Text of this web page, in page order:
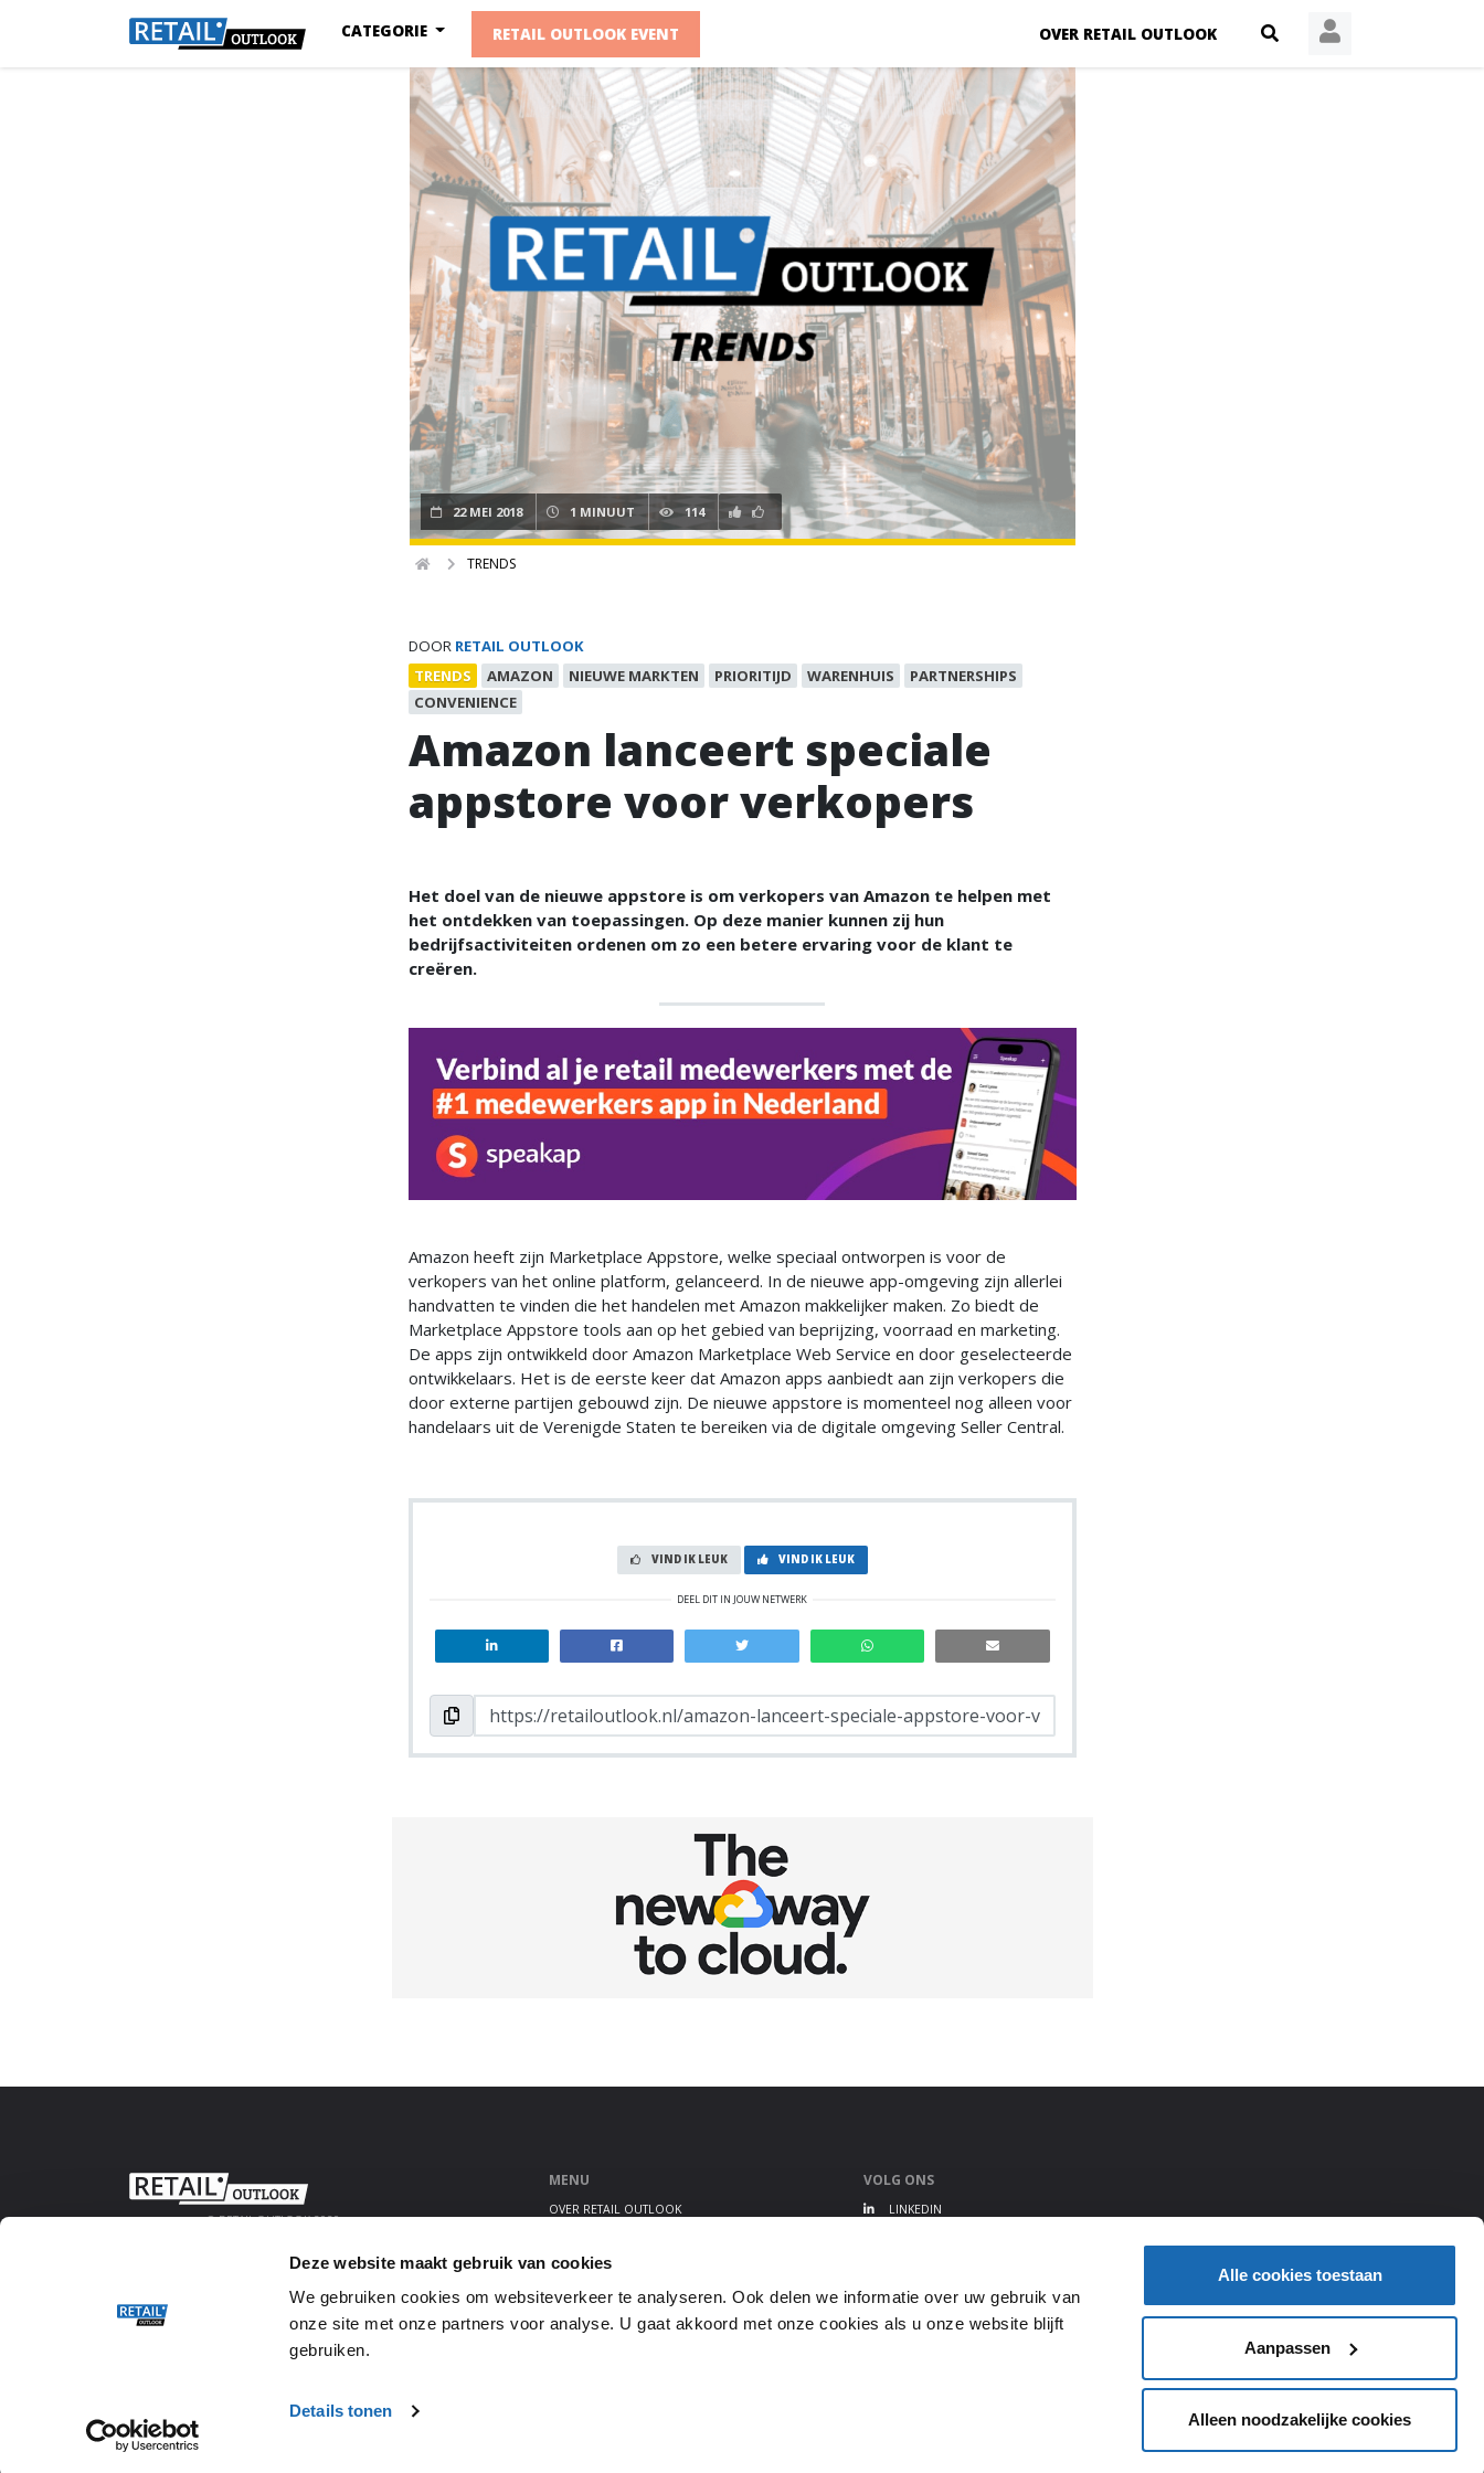
Deze website maakt gebruik van cookies
We gebruiken cookies om websiteverkeer te analyseren. Ook delen we informatie over uw gebruik van
onze site met onze partners voor analyse. U gaat akkoord met onze cookies als u onze website blijft
gebruiken.
Details tonen
Alle cookies toestaan
Aanpassen
Alleen noodzakelijke cookies
OVER RETAIL OUTLOOK
CATEGORIE RETAIL OUTLOOK EVENT
22 MEI 2018 1 MINUUT 114
TRENDS
DOOR RETAIL OUTLOOK
TRENDS
AMAZON NIEUWE MARKTEN PRIORITIJD WARENHUIS
PARTNERSHIPS
CONVENIENCE
Amazon lanceert speciale
appstore voor verkopers
Het doel van de nieuwe appstore is om verkopers van Amazon te helpen met
het ontdekken van toepassingen. Op deze manier kunnen zij hun
bedrijfsactiviteiten ordenen om zo een betere ervaring voor de klant te
creëren.
Amazon heeft zijn Marketplace Appstore, welke speciaal ontworpen is voor de
verkopers van het online platform, gelanceerd. In de nieuwe app-omgeving zijn allerlei
handvatten te vinden die het handelen met Amazon makkelijker maken. Zo biedt de
Marketplace Appstore tools aan op het gebied van beprijzing, voorraad en marketing.
De apps zijn ontwikkeld door Amazon Marketplace Web Service en door geselecteerde
ontwikkelaars. Het is de eerste keer dat Amazon apps aanbiedt aan zijn verkopers die
door externe partijen gebouwd zijn. De nieuwe appstore is momenteel nog alleen voor
handelaars uit de Verenigde Staten te bereiken via de digitale omgeving Seller Central.
VIND IK LEUK VIND IK LEUK
DEEL DIT IN JOUW NETWERK
© RETAIL OUTLOOK 2020
MENU
OVER RETAIL OUTLOOK
ALGEMENE VOORWAARDEN
GEBRUIKERSVOORWAARDEN
DISCLAIMER
VOLG ONS
LINKEDIN